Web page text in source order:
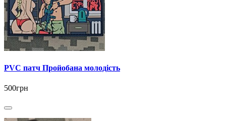
PVC патч Пройобана молодість
500грн